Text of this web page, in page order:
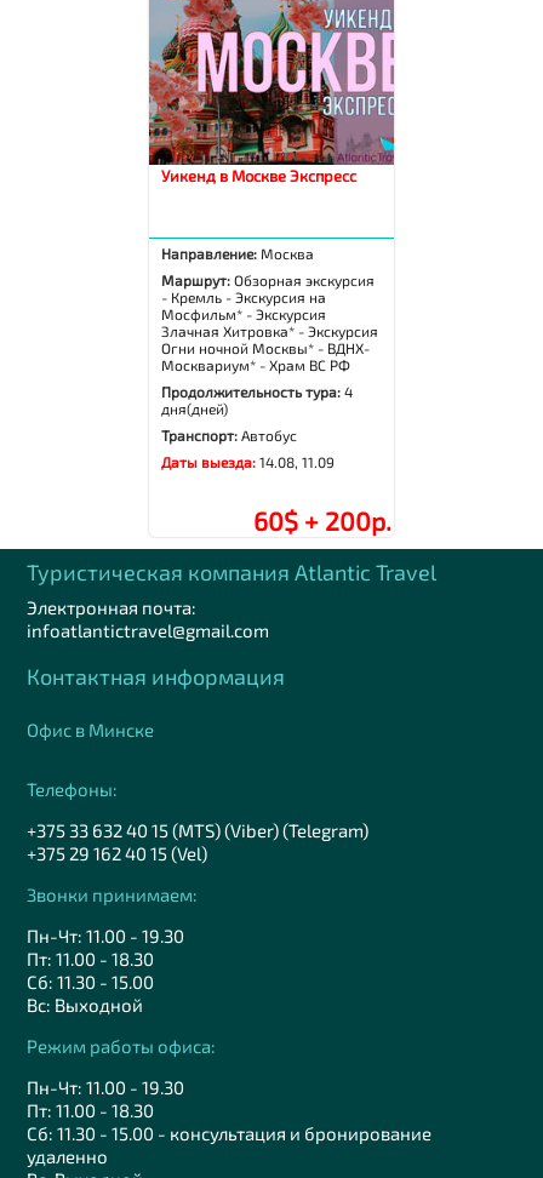
Уикенд в Москве Экспресс
Направление: Москва
Маршрут:Обзорная экскурсия
- Кремль - Экскурсия на
Мосфильм* - Экскурсия
Злачная Хитровка* - Экскурсия
Огни ночной Москвы* - ВДНХ-
Москвариум* - Храм ВС РФ
Продолжительность тура:4
дня(дней)
Транспорт:Автобус
Даты выезда:14.08, 11.09
60$ + 200р.
Туристическая компания Аtlantic Travel
Электронная почта:
infoatlantictravel@gmail.com
Контактная информация
Офис в Минске
Телефоны:
+375 33 632 40 15 (MTS) (Viber) (Telegram)
+375 29 162 40 15 (Vel)
Звонки принимаем:
Пн-Чт: 11.00 - 19.30
Пт: 11.00 - 18.30
Сб: 11.30 - 15.00
Вс: Выходной
Режим работы офиса:
Пн-Чт: 11.00 - 19.30
Пт: 11.00 - 18.30
Сб: 11.30 - 15.00 - консультация и бронирование
удаленно